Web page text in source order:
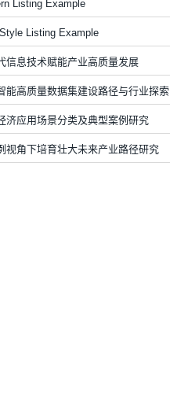
Listing Example
Listing Example
信息技术赋能产业高质量发展
能高质量数据集建设路径与行业探索
济应用场景分类及典型案例研究
视角下培育壮大未来产业路径研究